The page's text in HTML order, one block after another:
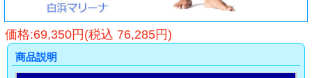
価格:69,350円(税込 76,285円)
商品説明